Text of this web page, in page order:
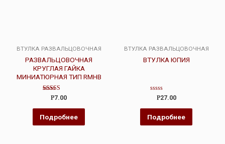
ВТУЛКА РАЗВАЛЬЦОВОЧНАЯ
РАЗВАЛЬЦОВОЧНАЯ
КРУГЛАЯ ГАЙКА
МИНИАТЮРНАЯ ТИП RMHB
Оценка
из 5
Р7.00
Подробнее
ВТУЛКА РАЗВАЛЬЦОВОЧНАЯ
ВТУЛКА ЮПИЯ
Оценка
из
Р27.00
Подробнее